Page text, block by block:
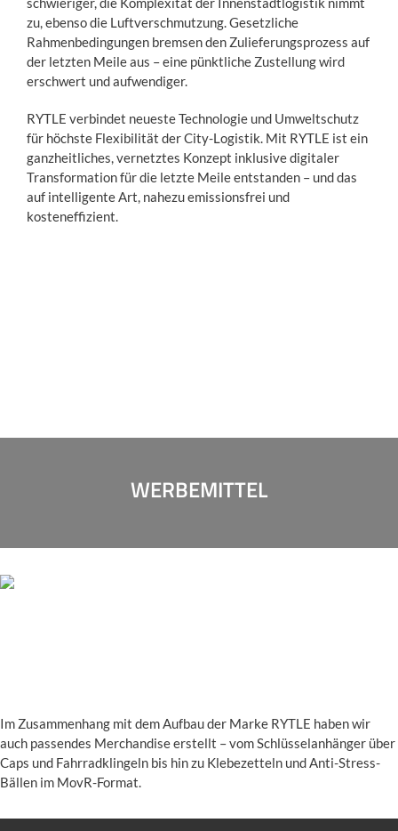
zu, ebenso die Luftverschmutzung. Gesetzliche
Rahmenbedingungen bremsen den Zulieferungsprozess auf
der letzten Meile aus – eine pünktliche Zustellung wird
erschwert und aufwendiger.
RYTLE verbindet neueste Technologie und Umweltschutz
für höchste Flexibilität der City-Logistik. Mit RYTLE ist ein
ganzheitliches, vernetztes Konzept inklusive digitaler
Transformation für die letzte Meile entstanden – und das
auf intelligente Art, nahezu emissionsfrei und
kosteneffizient.
WERBEMITTEL
Im Zusammenhang mit dem Aufbau der Marke RYTLE haben wir
auch passendes Merchandise erstellt – vom Schlüsselanhänger über
Caps und Fahrradklingeln bis hin zu Klebezetteln und Anti-Stress-
Bällen im MovR-Format.